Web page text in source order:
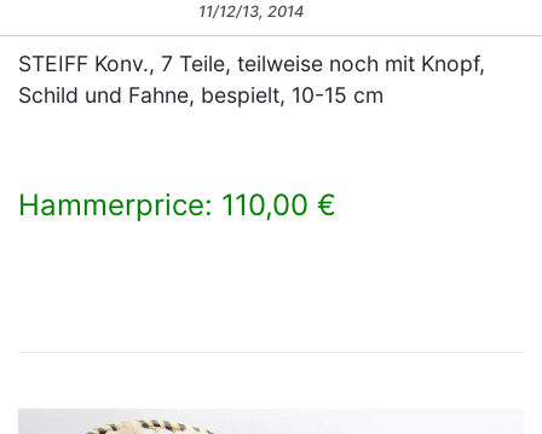
11/12/13, 2014
STEIFF Konv., 7 Teile, teilweise noch mit Knopf,
Schild und Fahne, bespielt, 10-15 cm
Hammerprice: 110,00 €